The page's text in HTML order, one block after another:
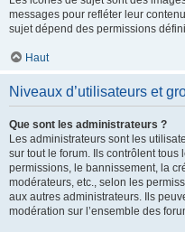
messages pour refléter leur
sujet dépend des permissions
Haut
Niveaux d’utilisateurs et
Que sont les administrateurs ?
Les administrateurs sont les
sur tout le forum. Ils contrôlent tous
permissions, le bannissement, la
modérateurs, etc., selon les
aux autres administrateurs. Ils
modération sur l’ensemble des